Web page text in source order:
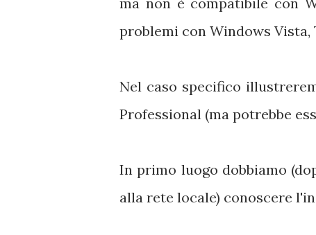
problemi con Windows Vista,
Nel caso specifico
Professional (ma potrebbe
In primo luogo dobbiamo
alla rete locale) conoscere